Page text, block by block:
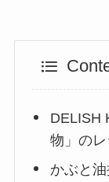
DELISH
物」の
かぶと